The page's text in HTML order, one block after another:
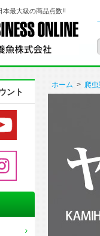
本最大級の商品点数!!
ホーム > 爬
ント